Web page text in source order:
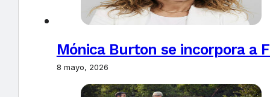
Mónica Burton se incorpora a
8 mayo, 2026